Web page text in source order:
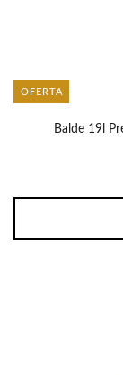
OFERTA
Balde 19l